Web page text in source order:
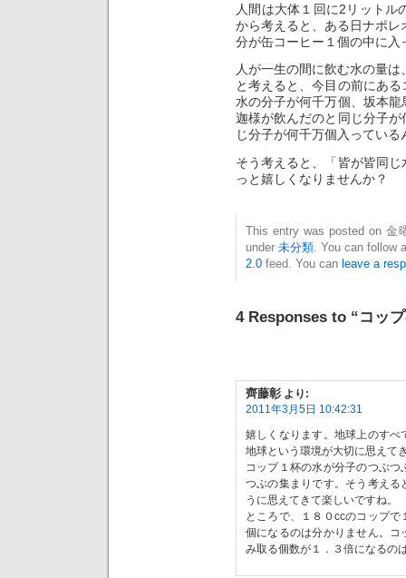
人間は大体１回に2リットル
から考えると、ある日ナポ
分が缶コーヒー１個の中に
人が一生の間に飲む水の量
と考えると、今目の前にあ
水の分子が何千万個、坂本
迦様が飲んだのと同じ分子
じ分子が何千万個入ってい
そう考えると、「皆が皆同
っと嬉しくなりませんか？
This entry was posted on 金
under 未分類 . You can
2.0 feed. You can leave a
4 Responses to “コッ
齊藤彰 より:
2011年3月5日 10:42:31
嬉しくなります。地球上のす
地球という環境が大切に思えて
コップ１杯の水が分子のつぶ
つぶの集まりです。そう考え
うに思えてきて楽しいですね。
ところで、１８０ccのコップ
個になるのは分かりません。
み取る個数が１．３倍になるの